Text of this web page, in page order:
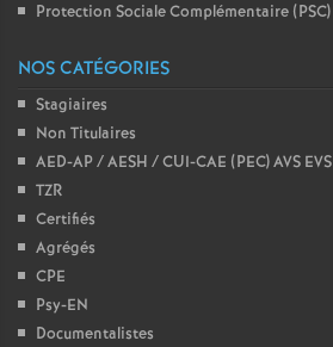
Protection Sociale Complémentaire (PSC)
NOS CATÉGORIES
Stagiaires
Non Titulaires
AED-AP / AESH / CUI-CAE (PEC) AVS EVS
TZR
Certifiés
Agrégés
CPE
Psy-EN
Documentalistes